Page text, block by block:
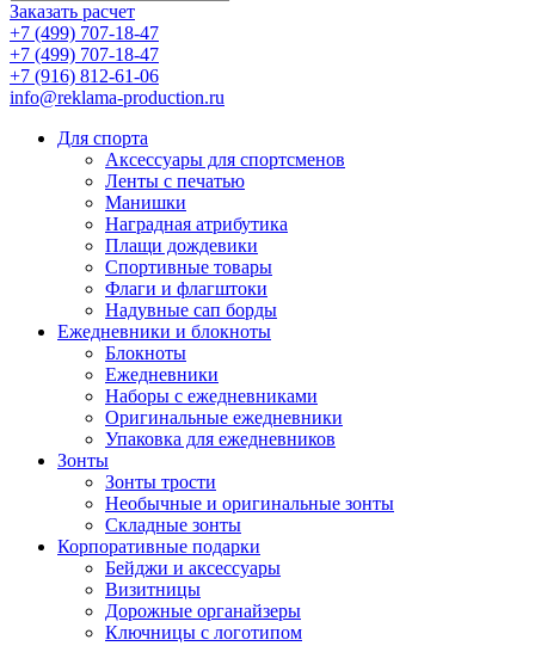
Заказать расчет
+7 (499) 707-18-47
+7 (499) 707-18-47
+7 (916) 812-61-06
info@reklama-production.ru
Для спорта
Аксессуары для спортсменов
Ленты с печатью
Манишки
Наградная атрибутика
Плащи дождевики
Спортивные товары
Флаги и флагштоки
Надувные сап борды
Ежедневники и блокноты
Блокноты
Ежедневники
Наборы с ежедневниками
Оригинальные ежедневники
Упаковка для ежедневников
Зонты
Зонты трости
Необычные и оригинальные зонты
Складные зонты
Корпоративные подарки
Бейджи и аксессуары
Визитницы
Дорожные органайзеры
Ключницы с логотипом